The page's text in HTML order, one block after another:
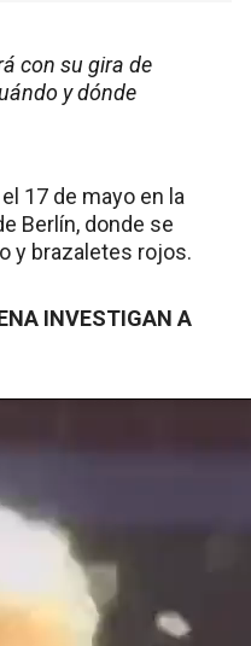
con su gira de
y dónde
17 de mayo en la
Berlín, donde se
y brazaletes rojos.
INVESTIGAN A